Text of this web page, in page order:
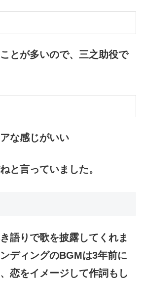
とが多いので、三之助役で
な感じがいい
と言っていました。
語りで歌を披露してくれま
ディングのBGMは3年前に
恋をイメージして作詞もし